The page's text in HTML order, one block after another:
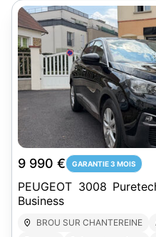
9 990 € GARANTIE 3 MOIS
PEUGEOT 3008
Business
BROU SUR CHANTEREINE